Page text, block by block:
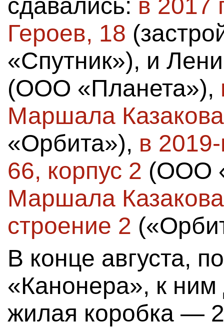
сдавались: в 2017
Героев, 18
«Спутник»), и
(ООО «Планета»),
Маршала
«Орбита»), в
66, корпус 2 (ООО
Маршала
строение 2
В конце августа,
«Канонера», к
жилая коробка —